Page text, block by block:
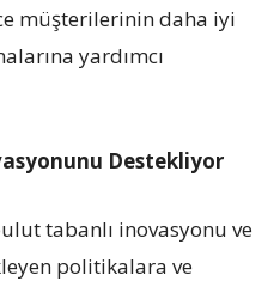
müşterilerinin daha iyi
yardımcı
Destekliyor
tabanlı inovasyonu ve
politikalara ve